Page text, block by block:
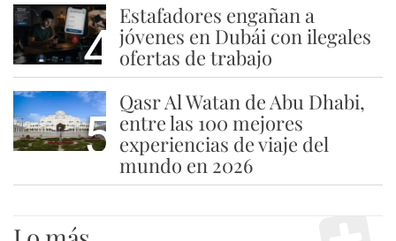
4
Estafadores engañan a
jóvenes en Dubái con ilegales
ofertas de trabajo
5
Qasr Al Watan de Abu Dhabi,
entre las 100 mejores
experiencias de viaje del
mundo en 2026